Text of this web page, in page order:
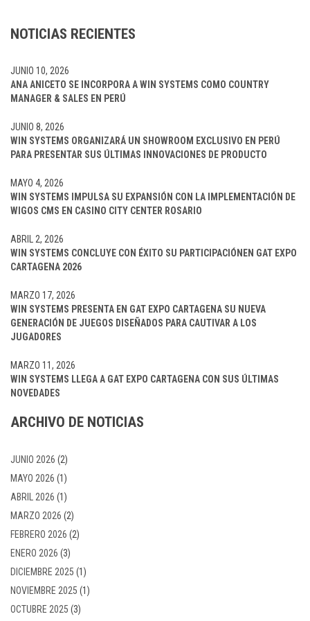
NOTICIAS RECIENTES
ANA ANICETO SE INCORPORA A WIN SYSTEMS COMO COUNTRY
MANAGER & SALES EN PERÚ
JUNIO 10, 2026
WIN SYSTEMS ORGANIZARÁ UN SHOWROOM EXCLUSIVO EN PERÚ
PARA PRESENTAR SUS ÚLTIMAS INNOVACIONES DE PRODUCTO
JUNIO 8, 2026
WIN SYSTEMS IMPULSA SU EXPANSIÓN CON LA IMPLEMENTACIÓN DE
WIGOS CMS EN CASINO CITY CENTER ROSARIO
MAYO 4, 2026
WIN SYSTEMS CONCLUYE CON ÉXITO SU PARTICIPACIÓNEN GAT EXPO
CARTAGENA 2026
ABRIL 2, 2026
WIN SYSTEMS PRESENTA EN GAT EXPO CARTAGENA SU NUEVA
GENERACIÓN DE JUEGOS DISEÑADOS PARA CAUTIVAR A LOS
JUGADORES
MARZO 17, 2026
WIN SYSTEMS LLEGA A GAT EXPO CARTAGENA CON SUS ÚLTIMAS
NOVEDADES
MARZO 11, 2026
ARCHIVO DE NOTICIAS
JUNIO 2026 (2)
MAYO 2026 (1)
ABRIL 2026 (1)
MARZO 2026 (2)
FEBRERO 2026 (2)
ENERO 2026 (3)
DICIEMBRE 2025 (1)
NOVIEMBRE 2025 (1)
OCTUBRE 2025 (3)